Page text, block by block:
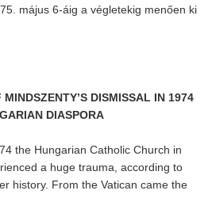
május 6-áig a végletekig menően ki
DISMISSAL IN 1974
DIASPORA
the Hungarian Catholic Church in
a huge trauma, according to
history. From the Vatican came the